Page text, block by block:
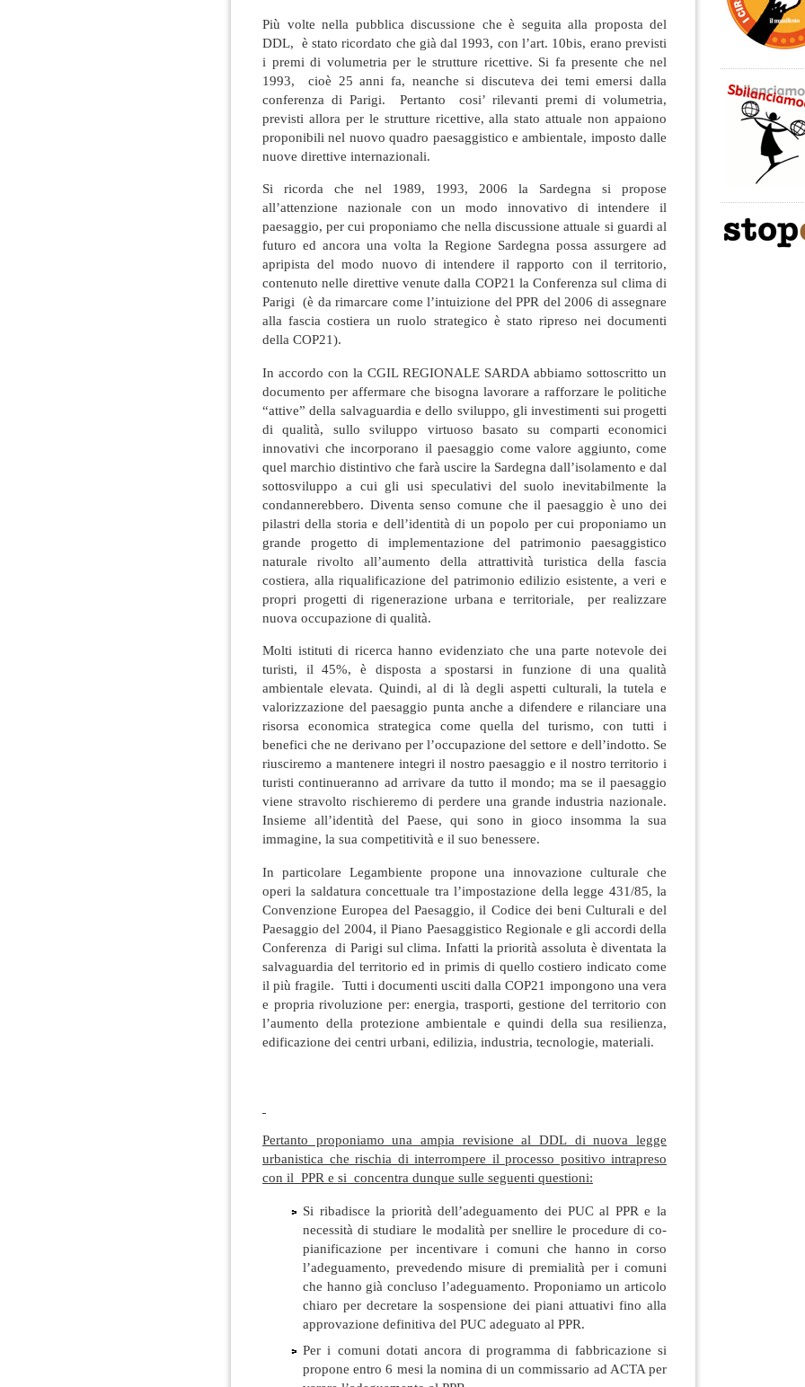
Più volte nella pubblica discussione che è seguita alla proposta del
DDL, è stato ricordato che già dal 1993, con l’art. 10bis, erano previsti
i premi di volumetria per le strutture ricettive. Si fa presente che nel
1993, cioè 25 anni fa, neanche si discuteva dei temi emersi dalla
conferenza di Parigi. Pertanto cosi’ rilevanti premi di volumetria,
previsti allora per le strutture ricettive, alla stato attuale non appaiono
proponibili nel nuovo quadro paesaggistico e ambientale, imposto dalle
nuove direttive internazionali.
Si ricorda che nel 1989, 1993, 2006 la Sardegna si propose
all’attenzione nazionale con un modo innovativo di intendere il
paesaggio, per cui proponiamo che nella discussione attuale si guardi al
futuro ed ancora una volta la Regione Sardegna possa assurgere ad
apripista del modo nuovo di intendere il rapporto con il territorio,
contenuto nelle direttive venute dalla COP21 la Conferenza sul clima di
Parigi (è da rimarcare come l’intuizione del PPR del 2006 di assegnare
alla fascia costiera un ruolo strategico è stato ripreso nei documenti
della COP21).
In accordo con la CGIL REGIONALE SARDA abbiamo sottoscritto un
documento per affermare che bisogna lavorare a rafforzare le politiche
“attive” della salvaguardia e dello sviluppo, gli investimenti sui progetti
di qualità, sullo sviluppo virtuoso basato su comparti economici
innovativi che incorporano il paesaggio come valore aggiunto, come
quel marchio distintivo che farà uscire la Sardegna dall’isolamento e dal
sottosviluppo a cui gli usi speculativi del suolo inevitabilmente la
condannerebbero. Diventa senso comune che il paesaggio è uno dei
pilastri della storia e dell’identità di un popolo per cui proponiamo un
grande progetto di implementazione del patrimonio paesaggistico
naturale rivolto all’aumento della attrattività turistica della fascia
costiera, alla riqualificazione del patrimonio edilizio esistente, a veri e
propri progetti di rigenerazione urbana e territoriale, per realizzare
nuova occupazione di qualità.
Molti istituti di ricerca hanno evidenziato che una parte notevole dei
turisti, il 45%, è disposta a spostarsi in funzione di una qualità
ambientale elevata. Quindi, al di là degli aspetti culturali, la tutela e
valorizzazione del paesaggio punta anche a difendere e rilanciare una
risorsa economica strategica come quella del turismo, con tutti i
benefici che ne derivano per l’occupazione del settore e dell’indotto. Se
riusciremo a mantenere integri il nostro paesaggio e il nostro territorio i
turisti continueranno ad arrivare da tutto il mondo; ma se il paesaggio
viene stravolto rischieremo di perdere una grande industria nazionale.
Insieme all’identità del Paese, qui sono in gioco insomma la sua
immagine, la sua competitività e il suo benessere.
In particolare Legambiente propone una innovazione culturale che
operi la saldatura concettuale tra l’impostazione della legge 431/85, la
Convenzione Europea del Paesaggio, il Codice dei beni Culturali e del
Paesaggio del 2004, il Piano Paesaggistico Regionale e gli accordi della
Conferenza di Parigi sul clima. Infatti la priorità assoluta è diventata la
salvaguardia del territorio ed in primis di quello costiero indicato come
il più fragile. Tutti i documenti usciti dalla COP21 impongono una vera
e propria rivoluzione per: energia, trasporti, gestione del territorio con
l’aumento della protezione ambientale e quindi della sua resilienza,
edificazione dei centri urbani, edilizia, industria, tecnologie, materiali.
Pertanto proponiamo una ampia revisione al DDL di nuova legge
urbanistica che rischia di interrompere il processo positivo intrapreso
con il PPR e si concentra dunque sulle seguenti questioni:
Si ribadisce la priorità dell’adeguamento dei PUC al PPR e la
necessità di studiare le modalità per snellire le procedure di co-
pianificazione per incentivare i comuni che hanno in corso
l’adeguamento, prevedendo misure di premialità per i comuni
che hanno già concluso l’adeguamento. Proponiamo un articolo
chiaro per decretare la sospensione dei piani attuativi fino alla
approvazione definitiva del PUC adeguato al PPR.
Per i comuni dotati ancora di programma di fabbricazione si
propone entro 6 mesi la nomina di un commissario ad ACTA per